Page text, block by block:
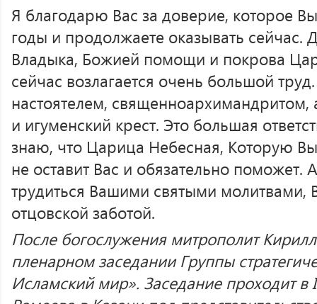
Я благодарю Вас за доверие, которое
годы и продолжаете оказывать сейчас.
Владыка, Божией помощи и покрова
сейчас возлагается очень большой
настоятелем,
и игуменский крест. Это большая
знаю, что Царица Небесная, Которую
не оставит Вас и обязательно
трудиться Вашими святыми
отцовской заботой.
После богослужения митрополит
пленарном заседании Группы
Исламский мир». Заседание проходит